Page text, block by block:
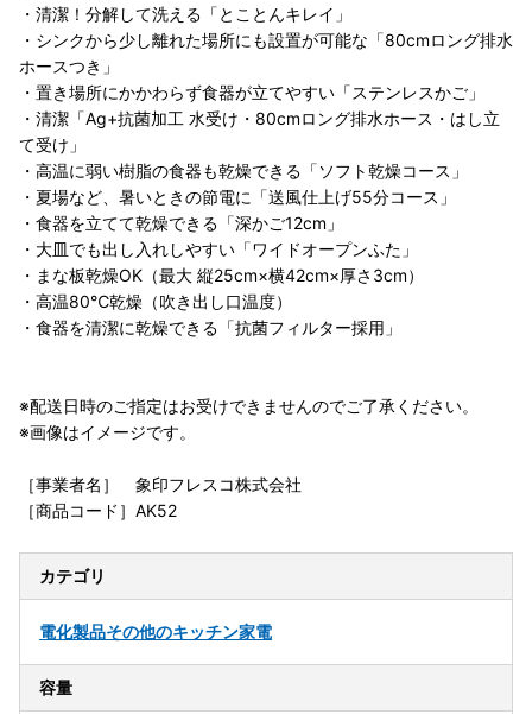
・清潔！分解して洗える「とことんキレイ」
・シンクから少し離れた場所にも設置が可能な「80cmロング排水
ホースつき」
・置き場所にかかわらず食器が立てやすい「ステンレスかご」
・清潔「Ag+抗菌加工 水受け・80cmロング排水ホース・はし立
て受け」
・高温に弱い樹脂の食器も乾燥できる「ソフト乾燥コース」
・夏場など、暑いときの節電に「送風仕上げ55分コース」
・食器を立てて乾燥できる「深かご12cm」
・大皿でも出し入れしやすい「ワイドオープンふた」
・まな板乾燥OK（最大 縦25cm×横42cm×厚さ3cm）
・高温80℃乾燥（吹き出し口温度）
・食器を清潔に乾燥できる「抗菌フィルター採用」
※配送日時のご指定はお受けできませんのでご了承ください。
※画像はイメージです。
［事業者名］ 象印フレスコ株式会社
［商品コード］AK52
カテゴリ
電化製品その他のキッチン家電
容量